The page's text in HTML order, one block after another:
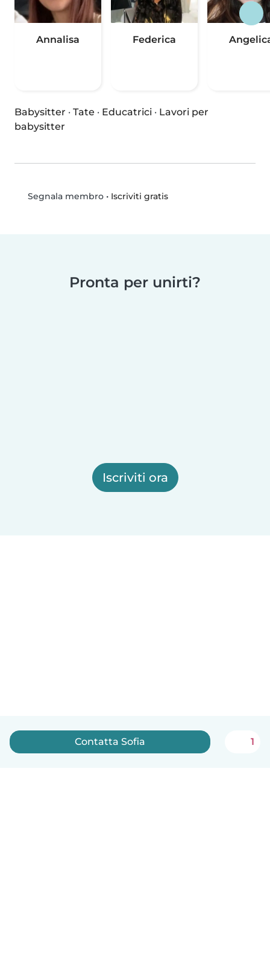
Annalisa Federica
Babysitter · Tate · Educatrici · Lavori per
babysitter
Segnala membro• Iscriviti gratis
Pronta per unirti?
Iscriviti ora
Contatta Sofia 1